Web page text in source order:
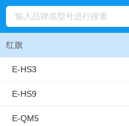
红旗
E-HS3
E-HS9
E-QM5